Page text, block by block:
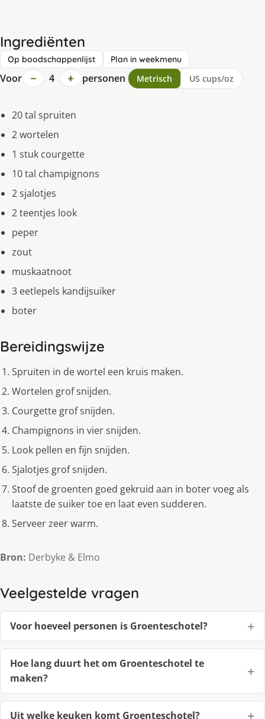
Ingrediënten
Op boodschappenlijst Plan in weekmenu
Voor − 4 + personen Metrisch US cups/oz
20 tal spruiten
2 wortelen
1 stuk courgette
10 tal champignons
2 sjalotjes
2 teentjes look
peper
zout
muskaatnoot
3 eetlepels kandijsuiker
boter
Bereidingswijze
Spruiten in de wortel een kruis maken.
Wortelen grof snijden.
Courgette grof snijden.
Champignons in vier snijden.
Look pellen en fijn snijden.
Sjalotjes grof snijden.
Stoof de groenten goed gekruid aan in boter voeg als
laatste de suiker toe en laat even sudderen.
Serveer zeer warm.
Bron: Derbyke & Elmo
Veelgestelde vragen
Voor hoeveel personen is Groenteschotel?
Hoe lang duurt het om Groenteschotel te
maken?
Uit welke keuken komt Groenteschotel?